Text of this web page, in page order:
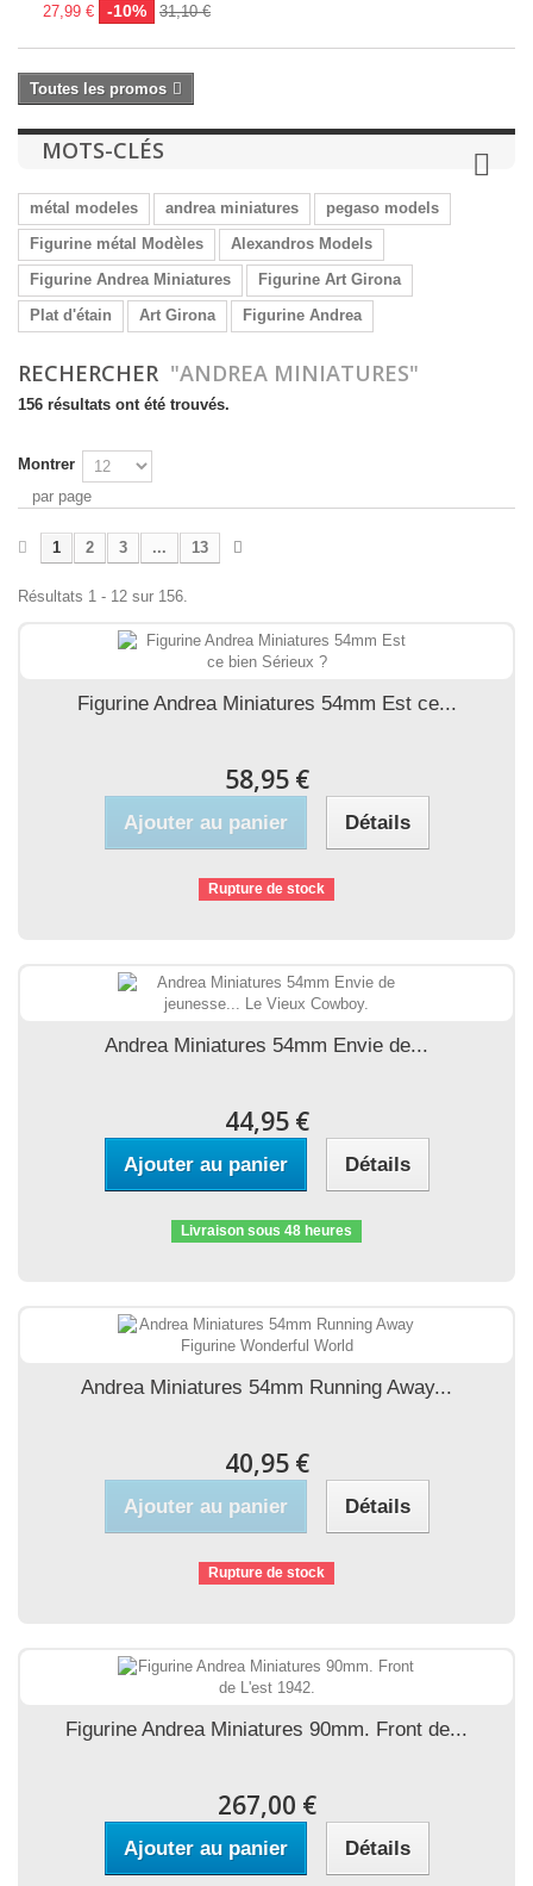
27,99 € -10% 31,10 €
Toutes les promos
MOTS-CLÉS
métal modeles andrea miniatures
pegaso models
Figurine métal Modèles
Alexandros Models
Figurine Andrea Miniatures
Figurine Art Girona
Plat d'étain
Art Girona Figurine Andrea
RECHERCHER "ANDREA MINIATURES"
156 résultats ont été trouvés.
Montrer
par page
1 2 3 ... 13
Résultats 1 - 12 sur 156.
Figurine Andrea Miniatures 54mm Est ce...
58,95 €
Ajouter au panier Détails
Rupture de stock
Andrea Miniatures 54mm Envie de...
44,95 €
Ajouter au panier Détails
Livraison sous 48 heures
Andrea Miniatures 54mm Running Away...
40,95 €
Ajouter au panier Détails
Rupture de stock
Figurine Andrea Miniatures 90mm. Front de...
267,00 €
Ajouter au panier Détails